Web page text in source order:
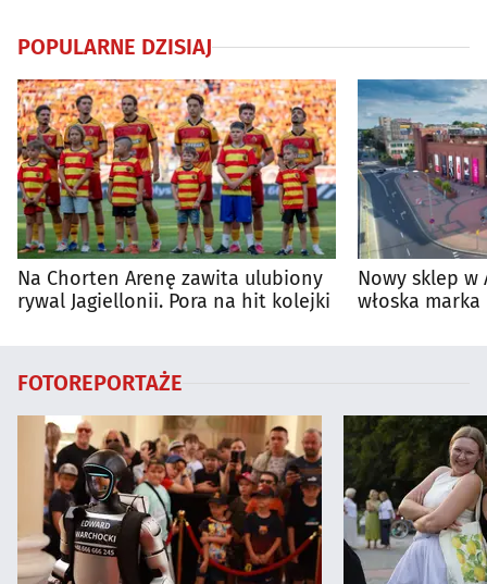
POPULARNE DZISIAJ
Na Chorten Arenę zawita ulubiony
rywal Jagiellonii. Pora na hit kolejki
Nowy sklep w
włoska
FOTOREPORTAŻE